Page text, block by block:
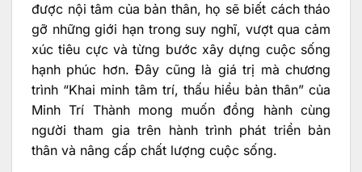
được nội tâm của bản thân, họ sẽ biết cách tháo
gỡ những giới hạn trong suy nghĩ, vượt qua cảm
xúc tiêu cực và từng bước xây dựng cuộc sống
hạnh phúc hơn. Đây cũng là giá trị mà chương
trình “Khai minh tâm trí, thấu hiểu bản thân” của
Minh Trí Thành mong muốn đồng hành cùng
người tham gia trên hành trình phát triển bản
thân và nâng cấp chất lượng cuộc sống.